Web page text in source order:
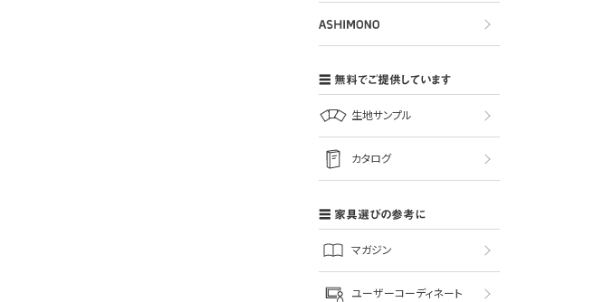
無料でご提供しています
生地サンプル
カタログ
家具選びの参考に
マガジン
ユーザーコーディネート